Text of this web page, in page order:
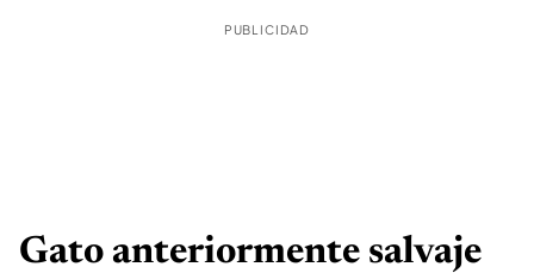
PUBLICIDAD
Gato anteriormente salvaje